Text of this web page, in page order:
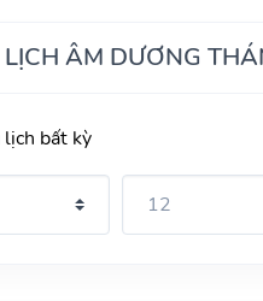
ÂM DƯƠNG
lịch bất kỳ